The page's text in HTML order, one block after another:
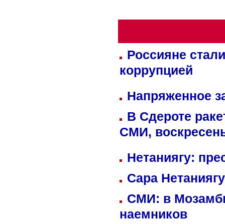
Россияне
коррупцией
Напряженное
В Сдероте
СМИ,
Нетаниягу:
Сара
СМИ: в
наемников